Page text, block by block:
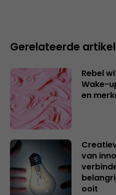
Gerelateerde
Rebel
Wake-
en
van
ooit